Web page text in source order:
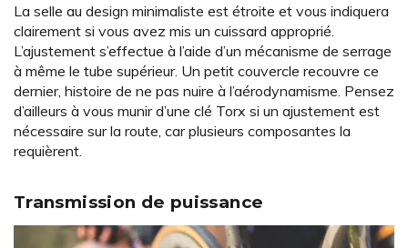
La selle au design minimaliste est étroite et vous indiquera
clairement si vous avez mis un cuissard approprié.
L’ajustement s’effectue à l’aide d’un mécanisme de serrage
à même le tube supérieur. Un petit couvercle recouvre ce
dernier, histoire de ne pas nuire à l’aérodynamisme. Pensez
d’ailleurs à vous munir d’une clé Torx si un ajustement est
nécessaire sur la route, car plusieurs composantes la
requièrent.
Transmission de puissance